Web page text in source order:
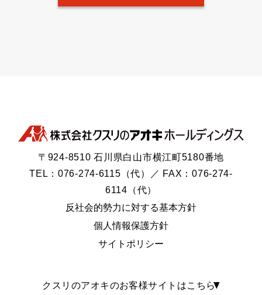
〒924-8510 石川県白山市横江町5180番地
TEL：076-274-6115（代）／ FAX：076-274-
6114（代）
反社会的勢力に対する基本方針
個人情報保護方針
サイトポリシー
クスリのアオキのお客様サイトはこちら